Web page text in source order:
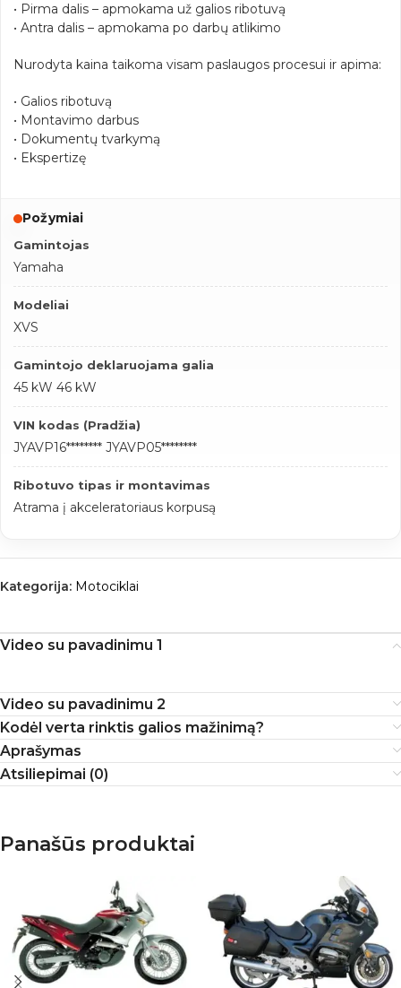
• Pirma dalis – apmokama už galios ribotuvą
• Antra dalis – apmokama po darbų atlikimo
Nurodyta kaina taikoma visam paslaugos procesui ir apima:
• Galios ribotuvą
• Montavimo darbus
• Dokumentų tvarkymą
• Ekspertizę
Požymiai
Gamintojas
Yamaha
Modeliai
XVS
Gamintojo deklaruojama galia
45 kW 46 kW
VIN kodas (Pradžia)
JYAVP16******** JYAVP05********
Ribotuvo tipas ir montavimas
Atrama į akceleratoriaus korpusą
Kategorija: Motociklai
Video su pavadinimu 1
Video su pavadinimu 2
Kodėl verta rinktis galios mažinimą?
Aprašymas
Atsiliepimai (0)
Panašūs produktai